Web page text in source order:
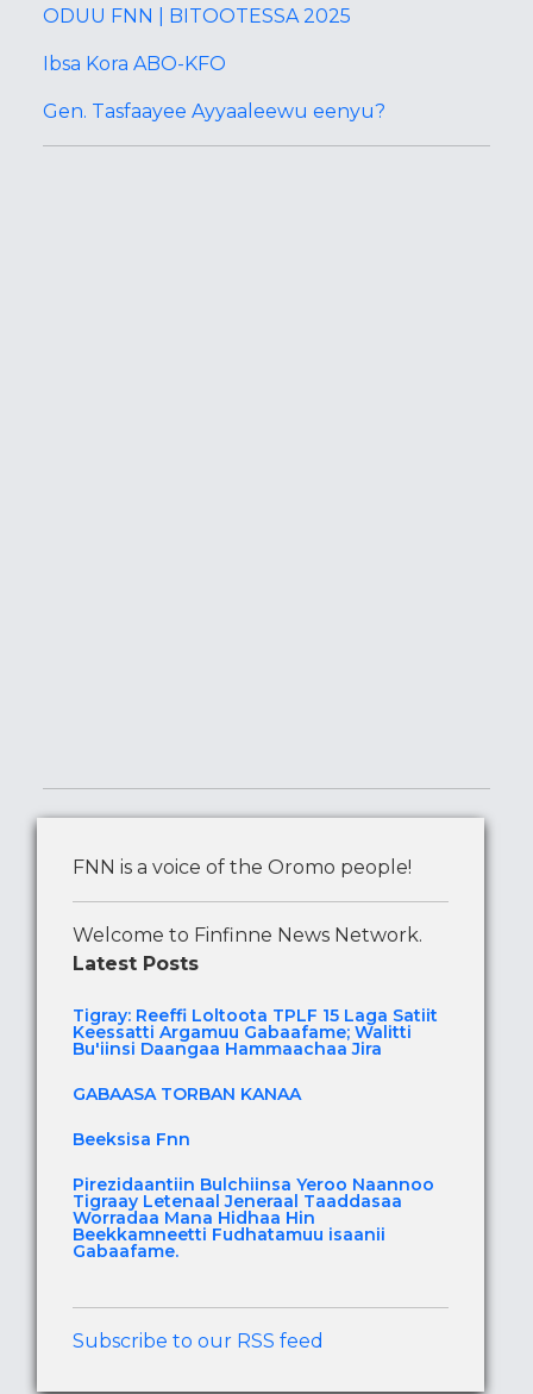
ODUU FNN | BITOOTESSA 2025
Ibsa Kora ABO-KFO
Gen. Tasfaayee Ayyaaleewu eenyu?
FNN is a voice of the Oromo people!
Welcome to Finfinne News Network.
Latest Posts
Tigray: Reeffi Loltoota TPLF 15 Laga Satiit
Keessatti Argamuu Gabaafame; Walitti
Bu'iinsi Daangaa Hammaachaa Jira
GABAASA TORBAN KANAA
Beeksisa Fnn
Pirezidaantiin Bulchiinsa Yeroo Naannoo
Tigraay Letenaal Jeneraal Taaddasaa
Worradaa Mana Hidhaa Hin
Beekkamneetti Fudhatamuu isaanii
Gabaafame.
Subscribe to our RSS feed